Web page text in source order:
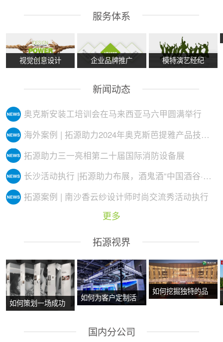
服务体系
视觉创意设计 企业品牌推广 模特演艺经纪
新闻动态
奥克斯安装工培训会在马来西亚马六甲圆满举行
海外案例 | 拓源助力2024年奥克斯芭提雅产品技术培训会议圆满举行
拓源助力三一亮相第二十届国际消防设备展
长沙活动执行 |拓源助力布展，酒鬼酒“中国酒谷·湘西影像艺术展”落地
拓源案例 | 南沙香云纱设计师时尚交流秀活动执行
更多
拓源视界
如何策划一场成功
如何为客户定制活
如何挖掘独特的品
国内分公司